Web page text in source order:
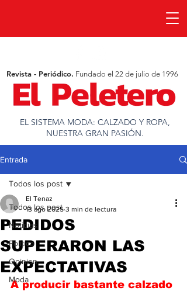
EL SISTEMA MODA: CALZADO Y ROPA,
NUESTRA GRAN PASIÓN.
Revista - Periódico. Fundado el 22 de julio de 1996
Entrada
Todos los post
Noticias
Política
Opinion
Moda
Todos los post
PEDIDOS
SUPERARON LAS
EXPECTATIVAS
El Tenaz
13 ago 2025 3 min de lectura
A producir bastante calzado